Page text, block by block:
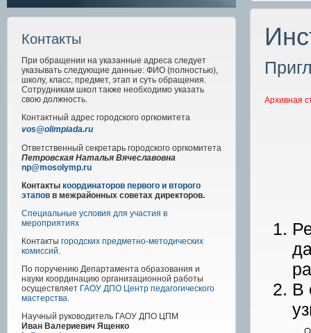
Контакты
При обращении на указанные адреса следует
указывать следующие данные: ФИО (полностью),
школу, класс, предмет, этап и суть обращения.
Сотрудникам школ также необходимо указать
свою должность.
Контактный адрес городского оргкомитета
vos@olimpiada.ru
Ответственный секретарь городского оргкомитета
Петровская Наталья Вячеславовна
np@mosolymp.ru
Контакты координаторов первого и второго
этапов в межрайонных советах директоров.
Специальные условия для участия в
мероприятиях
Контакты городских предметно-методических
комиссий.
По поручению Департамента образования и
науки координацию организационной работы
осуществляет ГАОУ ДПО Центр педагогического
мастерства.
Научный руководитель ГАОУ ДПО ЦПМ
Иван Валериевич Ященко
Архивная
В